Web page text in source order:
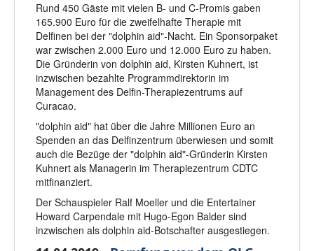
Rund 450 Gäste mit vielen B- und C-Promis gaben
165.900 Euro für die zweifelhafte Therapie mit
Delfinen bei der "dolphin aid"-Nacht. Ein Sponsorpaket
war zwischen 2.000 Euro und 12.000 Euro zu haben.
Die Gründerin von dolphin aid, Kirsten Kuhnert, ist
inzwischen bezahlte Programmdirektorin im
Management des Delfin-Therapiezentrums auf
Curacao.
"dolphin aid" hat über die Jahre Millionen Euro an
Spenden an das Delfinzentrum überwiesen und somit
auch die Bezüge der "dolphin aid"-Gründerin Kirsten
Kuhnert als Managerin im Therapiezentrum CDTC
mitfinanziert.
Der Schauspieler Ralf Moeller und die Entertainer
Howard Carpendale mit Hugo-Egon Balder sind
inzwischen als dolphin aid-Botschafter ausgestiegen.